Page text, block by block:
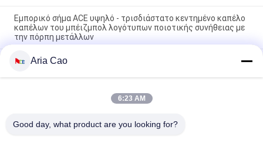
Εμπορικό σήμα ACE υψηλό - τρισδιάστατο κεντημένο καπέλο
καπέλων του μπέιζμπολ λογότυπων ποιοτικής συνήθειας με
την πόρπη μετάλλων
100% πολυεστέρας 6 επιτροπής καπέλων του μπέιζμπολ
δομημένο
Καμμμένος Trucker χείλος έξι κεντημένο ΚΑΠ ΑΜΕΡΙΚΑΝΙΚΌ
Aria Cao
6:23 AM
Good day, what product are you looking for?